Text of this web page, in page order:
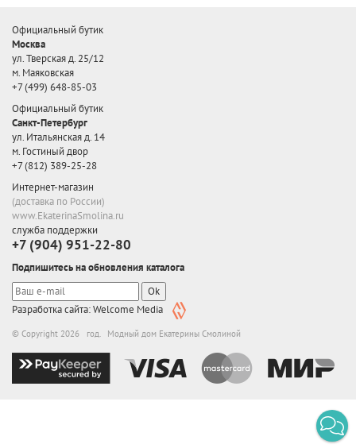
Официальный бутик
Москва
ул. Тверская д. 25/12
м. Маяковская
+7 (499) 648-85-03
Официальный бутик
Санкт-Петербург
ул. Итальянская д. 14
м. Гостиный двор
+7 (812) 389-25-28
Интернет-магазин
(доставка по России)
www.EkaterinaSmolina.ru
служба поддержки
+7 (904) 951-22-80
Подпишитесь на обновления каталога
Ok
Разработка сайта: Welcome Media
© Copyright 2026 год. Модный дом Екатерины Смолиной